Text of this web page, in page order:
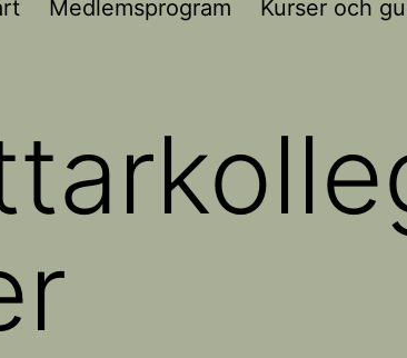
Medlemsprogram Kurser och